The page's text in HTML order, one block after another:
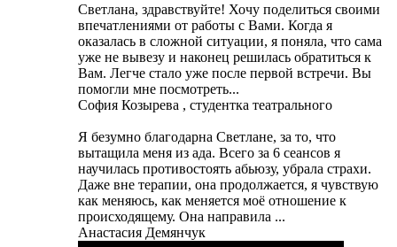
Светлана, здравствуйте! Хочу поделиться своими
впечатлениями от работы с Вами. Когда я
оказалась в сложной ситуации, я поняла, что сама
уже не вывезу и наконец решилась обратиться к
Вам. Легче стало уже после первой встречи. Вы
помогли мне посмотреть...
София Козырева , студентка театрального
Я безумно благодарна Светлане, за то, что
вытащила меня из ада. Всего за 6 сеансов я
научилась противостоять абьюзу, убрала страхи.
Даже вне терапии, она продолжается, я чувствую
как меняюсь, как меняется моё отношение к
происходящему. Она направила ...
Анастасия Демянчук